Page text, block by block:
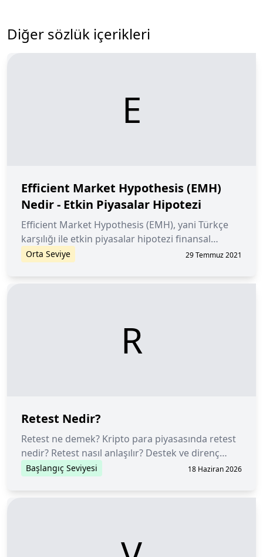
Diğer sözlük içerikleri
E
Efficient Market Hypothesis (EMH)
Nedir - Etkin Piyasalar Hipotezi
Efficient Market Hypothesis (EMH), yani Türkçe
karşılığı ile etkin piyasalar hipotezi finansal
piyasaların herhangi bir zamanda varlıkların
Orta Seviye 29 Temmuz 2021
R
Retest Nedir?
Retest ne demek? Kripto para piyasasında retest
nedir? Retest nasıl anlaşılır? Destek ve direnç
seviyeleri yeniden test etme hareketi için neden
Başlangıç Seviyesi 18 Haziran 2026